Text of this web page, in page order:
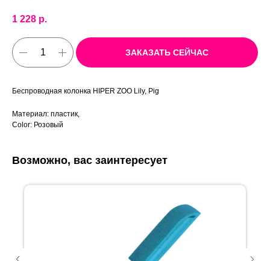
1 228 р.
ЗАКАЗАТЬ СЕЙЧАС
Беспроводная колонка HIPER ZOO Lily, Pig
Материал: пластик,
Color: Розовый
Возможно, вас заинтересует